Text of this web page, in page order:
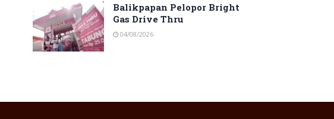
Balikpapan Pelopor Bright
Gas Drive Thru
04/08/2026